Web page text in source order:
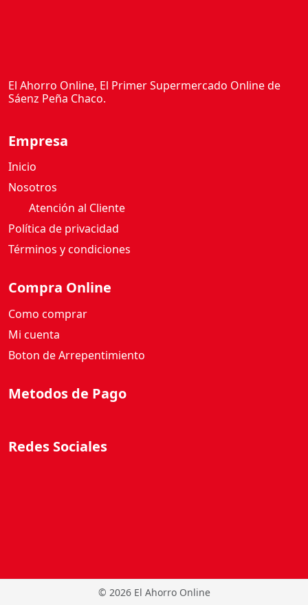
El Ahorro Online, El Primer Supermercado Online de
Sáenz Peña Chaco.
Empresa
Inicio
Nosotros
Atención al Cliente
Política de privacidad
Términos y condiciones
Compra Online
Como comprar
Mi cuenta
Boton de Arrepentimiento
Metodos de Pago
Redes Sociales
© 2026 El Ahorro Online